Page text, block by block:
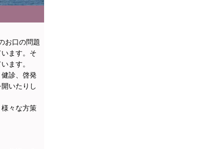
お口の問題
ます。そ
ます。
診、啓発
いたりし
々な方策